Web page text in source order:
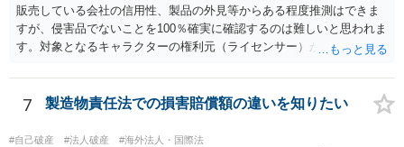
すので、本格的に争うことをお考えであれば、関連資料をお持ちのう
え、個別に弁護士にご相談をし、対策を立てていくべきと思慮いたし
ます。
販売している会社の信用性、製品の外見等からある程度推測はできま
すが、侵害品でないことを100％確実に確認するのは難しいと思われま
す。対象となるキャラクターの権利元（ライセンサー）がわかるので
頼し絵を作ってもらいそれを元に工場へ作成依頼などした場合」につ
いては、作ってもらった絵がオリジナルのものであれば問題はありま
せんが（ただし絵師などから権利を得ておく必要があります。）、既
存のキャラクターやそれに類似するものであれば、その権利元から許
7 製造物責任法での損害賠償額の違いを知りたい
#自己破産 #法人破産 #海外法人・国際法